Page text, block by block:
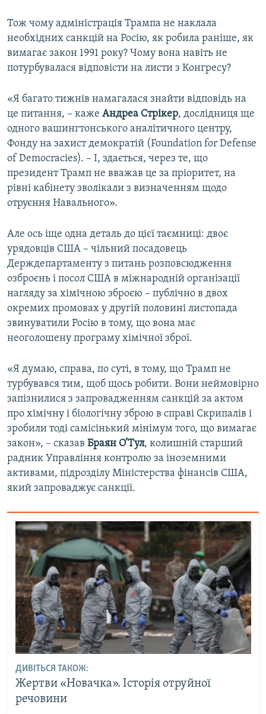
Тож чому адміністрація Трампа не наклала
необхідних санкцій на Росію, як робила раніше, як
вимагає закон 1991 року? Чому вона навіть не
потурбувалася відповісти на листи з Конгресу?
«Я багато тижнів намагалася знайти відповідь на
це питання, – каже Андреа Стрікер, дослідниця ще
одного вашингтонського аналітичного центру,
Фонду на захист демократій (Foundation for Defense
of Democracies). – І, здається, через те, що
президент Трамп не вважав це за пріоритет, на
рівні кабінету зволікали з визначенням щодо
отруєння Навального».
Але ось іще одна деталь до цієї таємниці: двоє
урядовців США – чільний посадовець
Держдепартаменту з питань розповсюдження
озброєнь і посол США в міжнародній організації
нагляду за хімічною зброєю – публічно в двох
окремих промовах у другій половині листопада
звинуватили Росію в тому, що вона має
неоголошену програму хімічної зброї.
«Я думаю, справа, по суті, в тому, що Трамп не
турбувався тим, щоб щось робити. Вони неймовірно
запізнилися з запровадженням санкцій за актом
про хімічну і біологічну зброю в справі Скрипалів і
зробили тоді самісінький мінімум того, що вимагає
закон», – сказав Браян О’Тул, колишній старший
радник Управління контролю за іноземними
активами, підрозділу Міністерства фінансів США,
який запроваджує санкції.
ДИВІТЬСЯ ТАКОЖ:
Жертви «Новачка». Історія отруйної
речовини